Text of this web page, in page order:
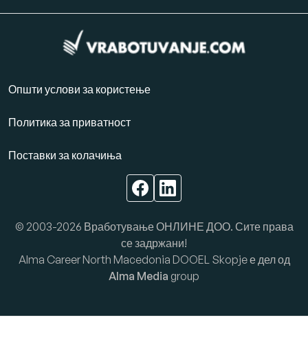
Општи услови за користење
Политика за приватност
Поставки за колачиња
© 2003-2026 Вработување ОНЛИНЕ ДОО. Сите права
се задржани!
Alma Career North Macedonia DOOEL Skopje е дел од
Alma Media group